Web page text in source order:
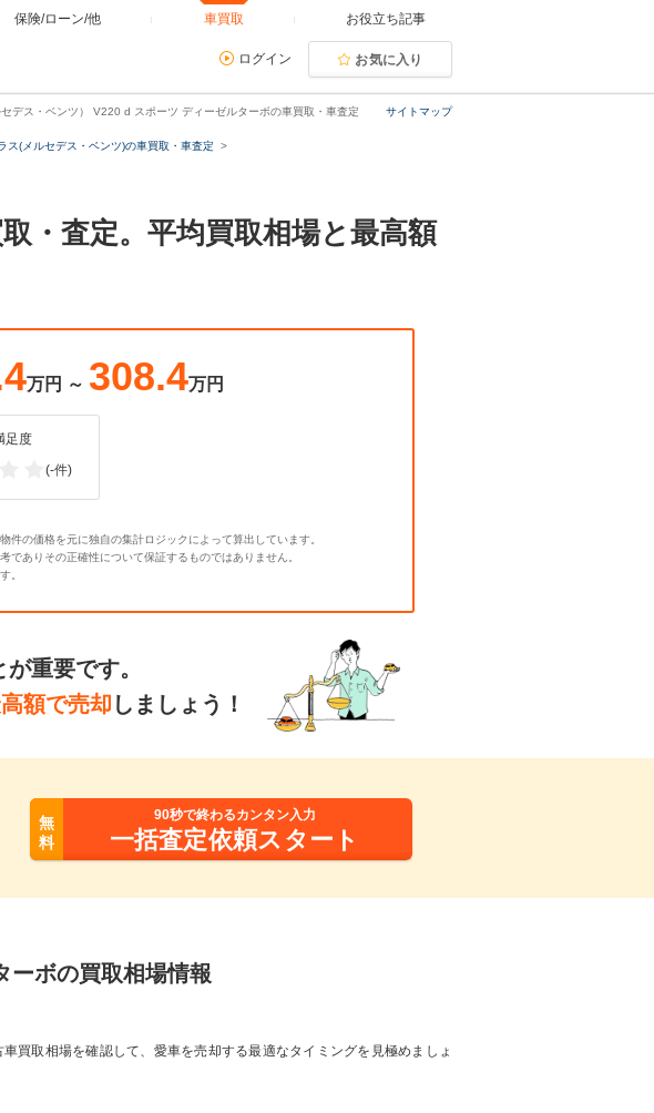
保険/ローン/他 車買取 お役立ち記事
ログイン お気に入り
サイトマップ
デス・ベンツ） V220 d スポーツ ディーゼルターボの車買取・車査定
ス(メルセデス・ベンツ)の車買取・車査定
・査定。平均買取相場と最高額
万円 ～ 308.4万円
足度
(-件)
の価格を元に独自の集計ロジックによって算出しています。
ありその正確性について保証するものではありません。
。
重要です。
額で売却 しましょう！
無
料
90秒で終わるカンタン入力
一括査定依頼スタート
ーボの買取相場情報
買取相場を確認して、愛車を売却する最適なタイミングを見極めましょ